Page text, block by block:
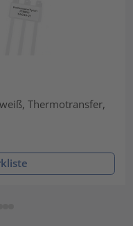
Thermotransfer,